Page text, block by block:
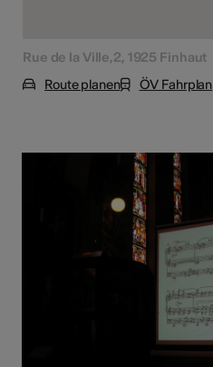
Rue de la Ville,2, 1925 Finhaut
Route planen
ÖV Fahrplan